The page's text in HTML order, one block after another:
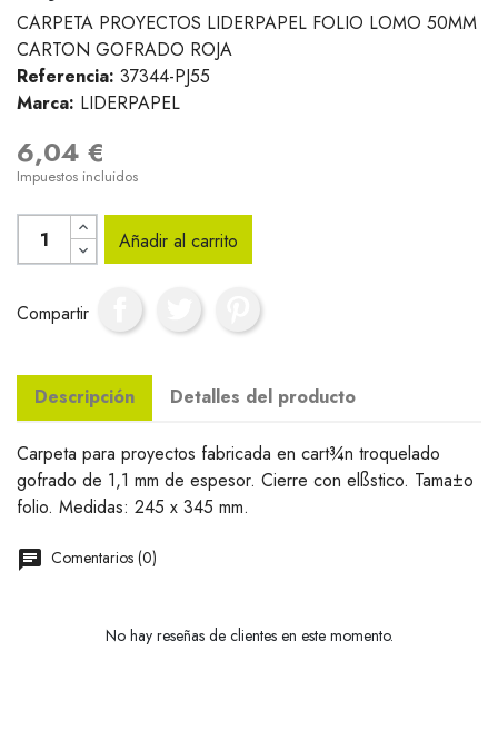
CARPETA PROYECTOS LIDERPAPEL FOLIO LOMO 50MM
CARTON GOFRADO ROJA
Referencia: 37344-PJ55
Marca: LIDERPAPEL
6,04 €
Impuestos incluidos
Añadir al carrito
Compartir
Descripción Detalles del producto
Carpeta para proyectos fabricada en cart¾n troquelado
gofrado de 1,1 mm de espesor. Cierre con elßstico. Tama±o
folio. Medidas: 245 x 345 mm.
Comentarios (0)
No hay reseñas de clientes en este momento.